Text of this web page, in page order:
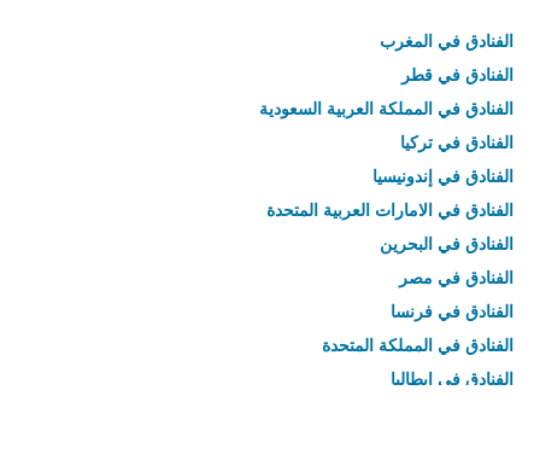
الفنادق في المغرب
الفنادق في قطر
الفنادق في المملكة العربية السعودية
الفنادق في تركيا
الفنادق في إندونيسيا
الفنادق في الامارات العربية المتحدة
الفنادق في البحرين
الفنادق في مصر
الفنادق في فرنسا
الفنادق في المملكة المتحدة
الفنادق في إيطاليا